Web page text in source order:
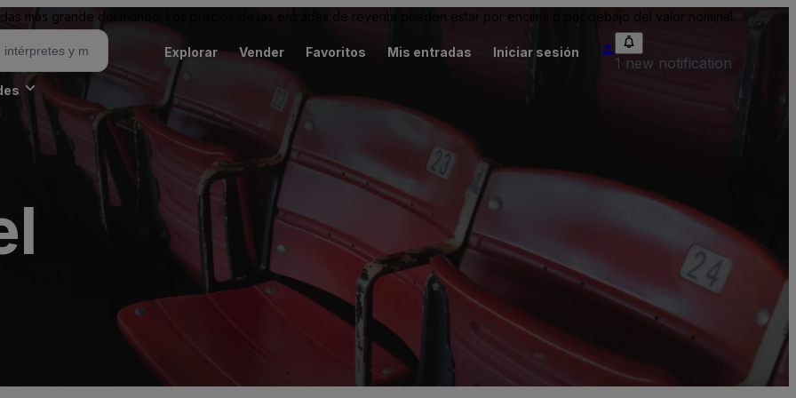
más grande del mundo. Los precios de las entradas de reventa pueden estar por encima o por debajo del valor nominal.
Explorar Vender Favoritos Mis entradas Iniciar sesión
1 new notification